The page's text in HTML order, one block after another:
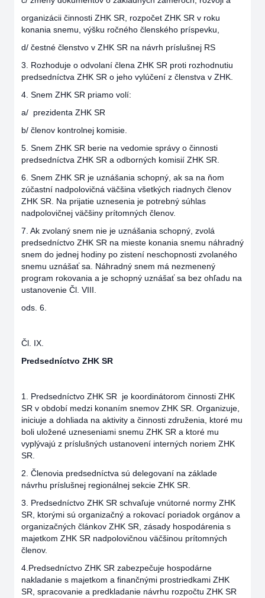
organizácii činnosti ZHK SR, rozpočet ZHK SR v roku
konania snemu, výšku ročného členského príspevku,
d/ čestné členstvo v ZHK SR na návrh príslušnej RS
3. Rozhoduje o odvolaní člena ZHK SR proti rozhodnutiu
predsedníctva ZHK SR o jeho vylúčení z členstva v ZHK.
4. Snem ZHK SR priamo volí:
a/ prezidenta ZHK SR
b/ členov kontrolnej komisie.
5. Snem ZHK SR berie na vedomie správy o činnosti
predsedníctva ZHK SR a odborných komisií ZHK SR.
6. Snem ZHK SR je uznášania schopný, ak sa na ňom
zúčastní nadpolovičná väčšina všetkých riadnych členov
ZHK SR. Na prijatie uznesenia je potrebný súhlas
nadpolovičnej väčšiny prítomných členov.
7. Ak zvolaný snem nie je uznášania schopný, zvolá
predsedníctvo ZHK SR na mieste konania snemu náhradný
snem do jednej hodiny po zistení neschopnosti zvolaného
snemu uznášať sa. Náhradný snem má nezmenený
program rokovania a je schopný uznášať sa bez ohľadu na
ustanovenie Čl. VIII.
ods. 6.
Čl. IX.
Predsedníctvo ZHK SR
1. Predsedníctvo ZHK SR je koordinátorom činnosti ZHK
SR v období medzi konaním snemov ZHK SR. Organizuje,
iniciuje a dohliada na aktivity a činnosti združenia, ktoré mu
boli uložené uzneseniami snemu ZHK SR a ktoré mu
vyplývajú z príslušných ustanovení interných noriem ZHK
SR.
2. Členovia predsedníctva sú delegovaní na základe
návrhu príslušnej regionálnej sekcie ZHK SR.
3. Predsedníctvo ZHK SR schvaľuje vnútorné normy ZHK
SR, ktorými sú organizačný a rokovací poriadok orgánov a
organizačných článkov ZHK SR, zásady hospodárenia s
majetkom ZHK SR nadpolovičnou väčšinou prítomných
členov.
4.Predsedníctvo ZHK SR zabezpečuje hospodárne
nakladanie s majetkom a finančnými prostriedkami ZHK
SR, spracovanie a predkladanie návrhu rozpočtu ZHK SR